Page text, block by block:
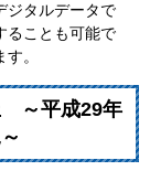
ジタルデータで
ることも可能で
。
～平成29年